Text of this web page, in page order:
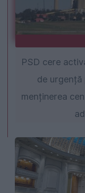
PSD cere
de urgență
menținerea